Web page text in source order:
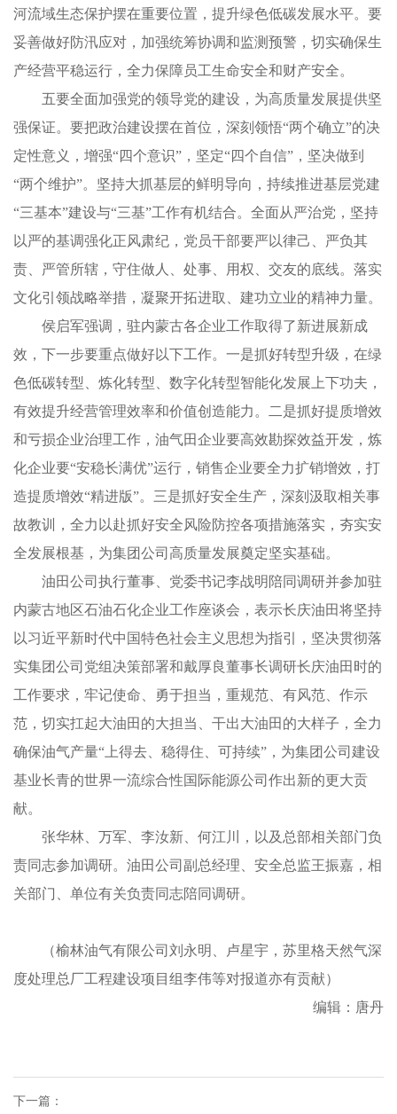
河流域生态保护摆在重要位置，提升绿色低碳发展水平。要
妥善做好防汛应对，加强统筹协调和监测预警，切实确保生
产经营平稳运行，全力保障员工生命安全和财产安全。
五要全面加强党的领导党的建设，为高质量发展提供坚
强保证。要把政治建设摆在首位，深刻领悟“两个确立”的决
定性意义，增强“四个意识”，坚定“四个自信”，坚决做到
“两个维护”。坚持大抓基层的鲜明导向，持续推进基层党建
“三基本”建设与“三基”工作有机结合。全面从严治党，坚持
以严的基调强化正风肃纪，党员干部要严以律己、严负其
责、严管所辖，守住做人、处事、用权、交友的底线。落实
文化引领战略举措，凝聚开拓进取、建功立业的精神力量。
侯启军强调，驻内蒙古各企业工作取得了新进展新成
效，下一步要重点做好以下工作。一是抓好转型升级，在绿
色低碳转型、炼化转型、数字化转型智能化发展上下功夫，
有效提升经营管理效率和价值创造能力。二是抓好提质增效
和亏损企业治理工作，油气田企业要高效勘探效益开发，炼
化企业要“安稳长满优”运行，销售企业要全力扩销增效，打
造提质增效“精进版”。三是抓好安全生产，深刻汲取相关事
故教训，全力以赴抓好安全风险防控各项措施落实，夯实安
全发展根基，为集团公司高质量发展奠定坚实基础。
油田公司执行董事、党委书记李战明陪同调研并参加驻
内蒙古地区石油石化企业工作座谈会，表示长庆油田将坚持
以习近平新时代中国特色社会主义思想为指引，坚决贯彻落
实集团公司党组决策部署和戴厚良董事长调研长庆油田时的
工作要求，牢记使命、勇于担当，重规范、有风范、作示
范，切实扛起大油田的大担当、干出大油田的大样子，全力
确保油气产量“上得去、稳得住、可持续”，为集团公司建设
基业长青的世界一流综合性国际能源公司作出新的更大贡
献。
张华林、万军、李汝新、何江川，以及总部相关部门负
责同志参加调研。油田公司副总经理、安全总监王振嘉，相
关部门、单位有关负责同志陪同调研。
（榆林油气有限公司刘永明、卢星宇，苏里格天然气深
度处理总厂工程建设项目组李伟等对报道亦有贡献）
编辑：唐丹
下一篇：